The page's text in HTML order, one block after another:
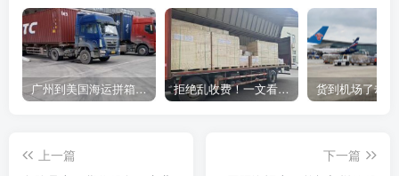
广州到美国海运拼箱多少钱？2024年最新运费构成+隐藏费用避坑指南 拒绝乱收费！一文看懂中国货代计费套路，教你避开所有隐形坑
上一篇
下一篇